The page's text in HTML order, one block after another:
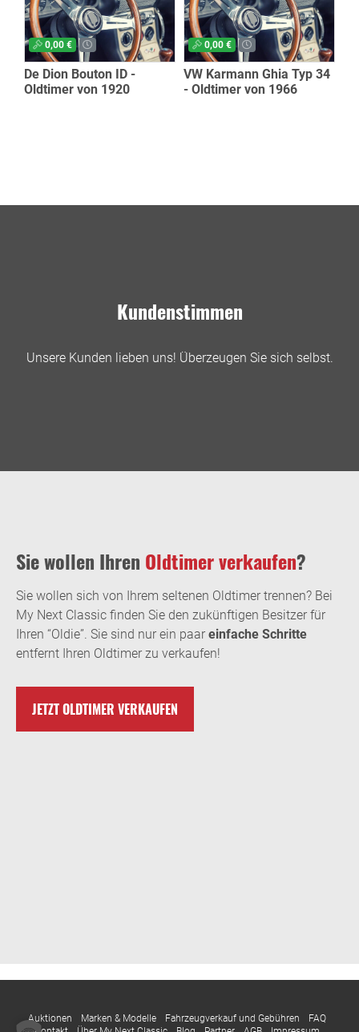
0,00 €
De Dion Bouton ID -
Oldtimer von 1920
0,00 €
VW Karmann Ghia Typ 34
- Oldtimer von 1966
Kundenstimmen
Unsere Kunden lieben uns! Überzeugen Sie sich selbst.
Sie wollen Ihren Oldtimer verkaufen?
Sie wollen sich von Ihrem seltenen Oldtimer trennen? Bei
My Next Classic finden Sie den zukünftigen Besitzer für
Ihren “Oldie”. Sie sind nur ein paar einfache Schritte
entfernt Ihren Oldtimer zu verkaufen!
JETZT OLDTIMER VERKAUFEN
Auktionen Marken & Modelle Fahrzeugverkauf und Gebühren
FAQ